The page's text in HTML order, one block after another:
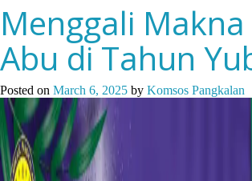
Menggali Makna
Abu di Tahun
Posted on March 6, 2025 by Komsos Pangkalan